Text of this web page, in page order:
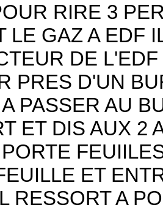
RIRE 3
LE GAZ A EDF
DE
PRES D'UN
PASSER AU
ET DIS AUX 2
ET
RESSORT A